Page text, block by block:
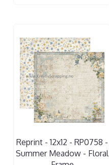
Reprint - 12x12 - RP0758 -
Summer Meadow - Floral